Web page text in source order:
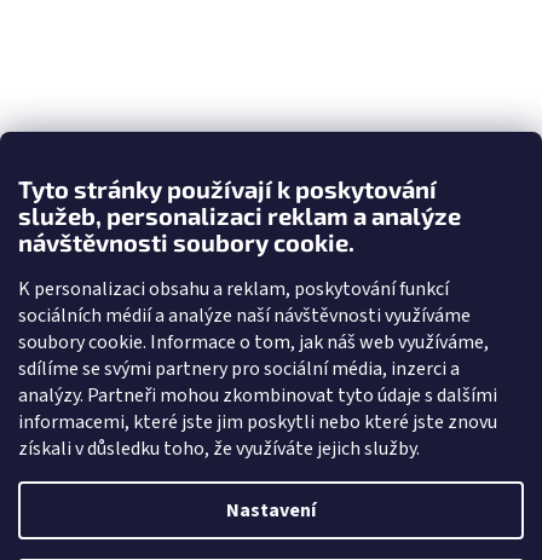
Tyto stránky používají k poskytování
služeb, personalizaci reklam a analýze
návštěvnosti soubory cookie.
K personalizaci obsahu a reklam, poskytování funkcí
sociálních médií a analýze naší návštěvnosti využíváme
soubory cookie. Informace o tom, jak náš web využíváme,
sdílíme se svými partnery pro sociální média, inzerci a
analýzy. Partneři mohou zkombinovat tyto údaje s dalšími
informacemi, které jste jim poskytli nebo které jste znovu
získali v důsledku toho, že využíváte jejich služby.
Nastavení